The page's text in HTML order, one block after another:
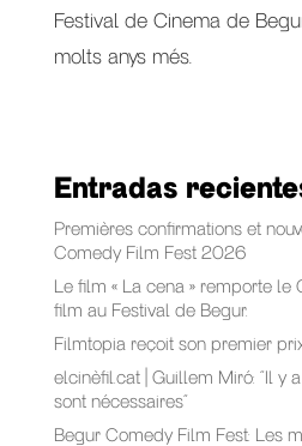
Festival de Cinema de
molts anys més.
Entradas
Premières confirmations et
Comedy Film Fest 2026
Le film « La cena » remporte le
film au Festival de Begur.
Filmtopia reçoit son premier
elcinèfil.cat | Guillem Miró: “Il y
sont nécessaires”
Begur Comedy Film Fest: Les